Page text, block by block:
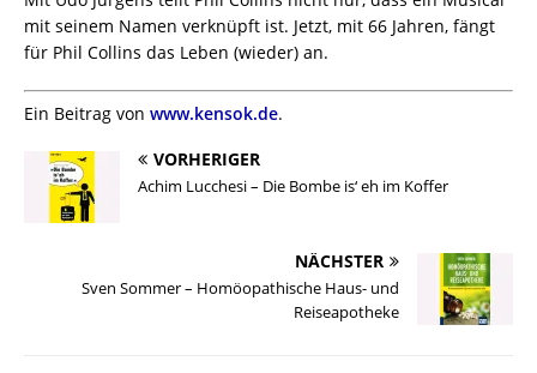
mit seinem Namen verknüpft ist. Jetzt, mit 66 Jahren, fängt
für Phil Collins das Leben (wieder) an.
Ein Beitrag von www.kensok.de.
VORHERIGER
Achim Lucchesi – Die Bombe is‘ eh im Koffer
NÄCHSTER
Sven Sommer – Homöopathische Haus- und
Reiseapotheke